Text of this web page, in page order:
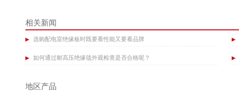
相关新闻
选购配电室绝缘板时既要看性能又要看品牌​
如何通过耐高压绝缘毯外观检查是否合格呢？
地区产品